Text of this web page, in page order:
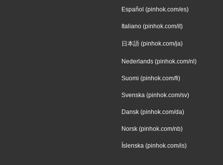
Español (pinhok.com/es)
Italiano (pinhok.com/it)
日本語 (pinhok.com/ja)
Nederlands (pinhok.com/nl)
Suomi (pinhok.com/fi)
Svenska (pinhok.com/sv)
Dansk (pinhok.com/da)
Norsk (pinhok.com/nb)
Íslenska (pinhok.com/is)